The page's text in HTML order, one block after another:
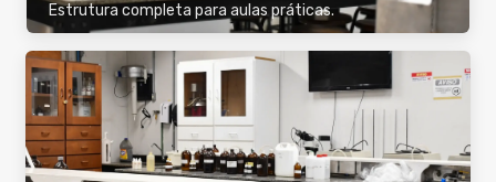
Estrutura completa para aulas práticas.